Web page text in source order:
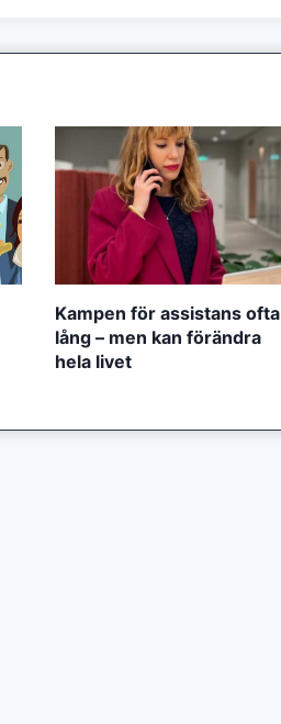
Kampen för assistans ofta
lång – men kan förändra
hela livet